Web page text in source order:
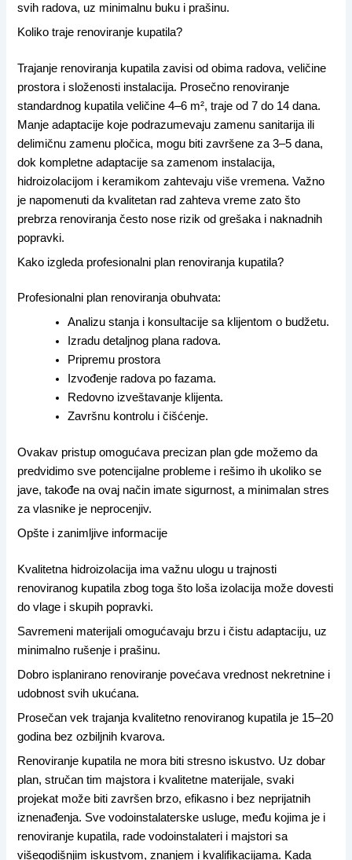
svih radova, uz minimalnu buku i prašinu.
Koliko traje renoviranje kupatila?
Trajanje renoviranja kupatila zavisi od obima radova, veličine
prostora i složenosti instalacija. Prosečno renoviranje
standardnog kupatila veličine 4–6 m², traje od 7 do 14 dana.
Manje adaptacije koje podrazumevaju zamenu sanitarija ili
delimičnu zamenu pločica, mogu biti završene za 3–5 dana,
dok kompletne adaptacije sa zamenom instalacija,
hidroizolacijom i keramikom zahtevaju više vremena. Važno
je napomenuti da kvalitetan rad zahteva vreme zato što
prebrza renoviranja često nose rizik od grešaka i naknadnih
popravki.
Kako izgleda profesionalni plan renoviranja kupatila?
Profesionalni plan renoviranja obuhvata:
Analizu stanja i konsultacije sa klijentom o budžetu.
Izradu detaljnog plana radova.
Pripremu prostora
Izvođenje radova po fazama.
Redovno izveštavanje klijenta.
Završnu kontrolu i čišćenje.
Ovakav pristup omogućava precizan plan gde možemo da
predvidimo sve potencijalne probleme i rešimo ih ukoliko se
jave, takođe na ovaj način imate sigurnost, a minimalan stres
za vlasnike je neprocenjiv.
Opšte i zanimljive informacije
Kvalitetna hidroizolacija ima važnu ulogu u trajnosti
renoviranog kupatila zbog toga što loša izolacija može dovesti
do vlage i skupih popravki.
Savremeni materijali omogućavaju brzu i čistu adaptaciju, uz
minimalno rušenje i prašinu.
Dobro isplanirano renoviranje povećava vrednost nekretnine i
udobnost svih ukućana.
Prosečan vek trajanja kvalitetno renoviranog kupatila je 15–20
godina bez ozbiljnih kvarova.
Renoviranje kupatila ne mora biti stresno iskustvo. Uz dobar
plan, stručan tim majstora i kvalitetne materijale, svaki
projekat može biti završen brzo, efikasno i bez neprijatnih
iznenađenja. Sve vodoinstalaterske usluge, među kojima je i
renoviranje kupatila, rade vodoinstalateri i majstori sa
višegodišnjim iskustvom, znanjem i kvalifikacijama. Kada